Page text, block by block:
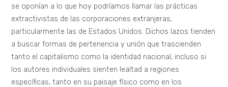
se oponían a lo que hoy podríamos llamar las prácticas
extractivistas de las corporaciones extranjeras,
particularmente las de Estados Unidos. Dichos lazos tienden
a buscar formas de pertenencia y unión que trascienden
tanto el capitalismo como la identidad nacional, incluso si
los autores individuales sienten lealtad a regiones
específicas, tanto en su paisaje físico como en los